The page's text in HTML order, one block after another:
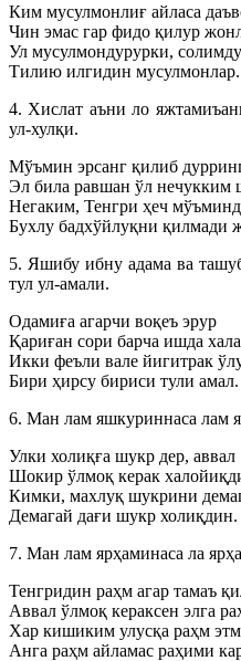
Ким мусулмонлиғ айласа
Чин эмас гар фидо қилур
Ул мусулмондурурки,
Тилию илгидин мусулмонлар.
4. Хислат аъни ло
ул-хулқи.
Мўъмин эрсанг қилиб
Эл била равшан ўл нечукким
Негаким, Тенгри ҳеч
Бухлу бадхўйлуқни қилмади
5. Яшибу ибну адама ва
тул ул-амали.
Одамиға агарчи воқеъ эрур
Қариған сори барча ишда
Икки феъли вале йигитрак
Бири ҳирсу бириси тули амал.
6. Ман лам яшкуриннаса лам
Улки холиқға шукр дер, аввал
Шокир ўлмоқ керак
Кимки, махлуқ шукрини
Демагай дағи шукр холиқдин.
7. Ман лам ярҳаминаса ла
Тенгридин раҳм агар тамаъ
Аввал ўлмоқ кераксен элга
Хар кишиким улусқа раҳм
Анга раҳм айламас раҳими